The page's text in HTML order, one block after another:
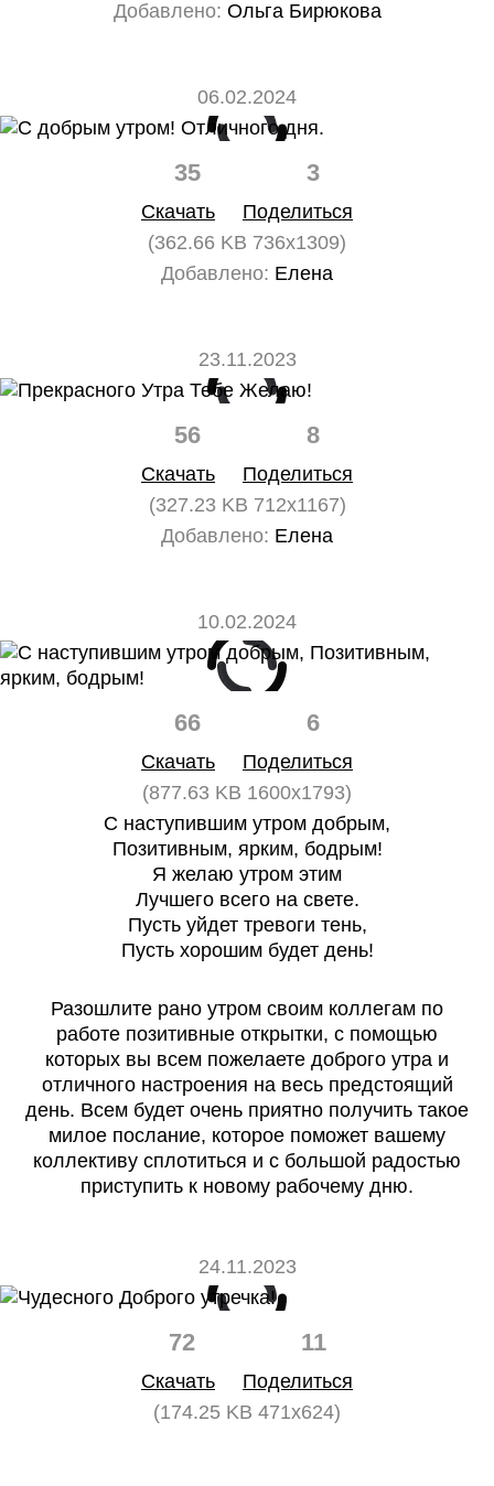
Добавлено: Ольга Бирюкова
06.02.2024
35 3
Скачать
Поделиться
(362.66 KB 736x1309)
Добавлено: Елена
23.11.2023
56 8
Скачать
Поделиться
(327.23 KB 712x1167)
Добавлено: Елена
10.02.2024
66 6
Скачать
Поделиться
(877.63 KB 1600x1793)
С наступившим утром добрым,
Позитивным, ярким, бодрым!
Я желаю утром этим
Лучшего всего на свете.
Пусть уйдет тревоги тень,
Пусть хорошим будет день!
Разошлите рано утром своим коллегам по
работе позитивные открытки, с помощью
которых вы всем пожелаете доброго утра и
отличного настроения на весь предстоящий
день. Всем будет очень приятно получить такое
милое послание, которое поможет вашему
коллективу сплотиться и с большой радостью
приступить к новому рабочему дню.
24.11.2023
72 11
Скачать
Поделиться
(174.25 KB 471x624)